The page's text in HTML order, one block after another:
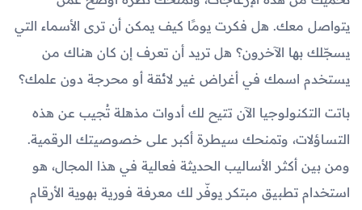
يتواصل معك. هل فكرت يومًا كيف يمكن أن ترى الأسماء التي
يسجّلك بها الآخرون؟ هل تريد أن تعرف إن كان هناك من
يستخدم اسمك في أغراض غير لائقة أو محرجة دون علمك؟
باتت التكنولوجيا الآن تتيح لك أدوات مذهلة تُجيب عن هذه
التساؤلات، وتمنحك سيطرة أكبر على خصوصيتك الرقمية.
ومن بين أكثر الأساليب الحديثة فعالية في هذا المجال، هو
استخدام تطبيق مبتكر يوفّر لك معرفة فورية بهوية الأرقام